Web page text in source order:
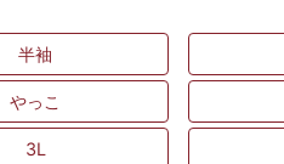
半袖
やっこ
3L